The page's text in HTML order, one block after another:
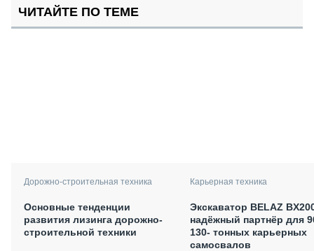
ЧИТАЙТЕ ПО ТЕМЕ
Дорожно-строительная техника
Основные тенденции
развития лизинга дорожно-
строительной техники
Карьерная техника
Экскаватор BELAZ
надёжный партнёр для
130- тонных карьерных
самосвалов